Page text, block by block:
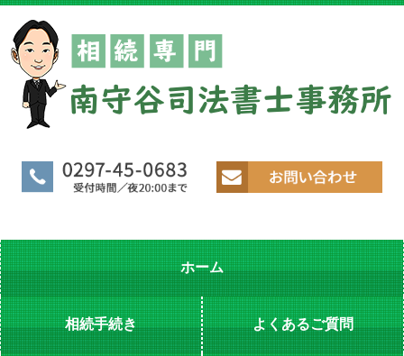
ホーム
相続手続き よくあるご質問